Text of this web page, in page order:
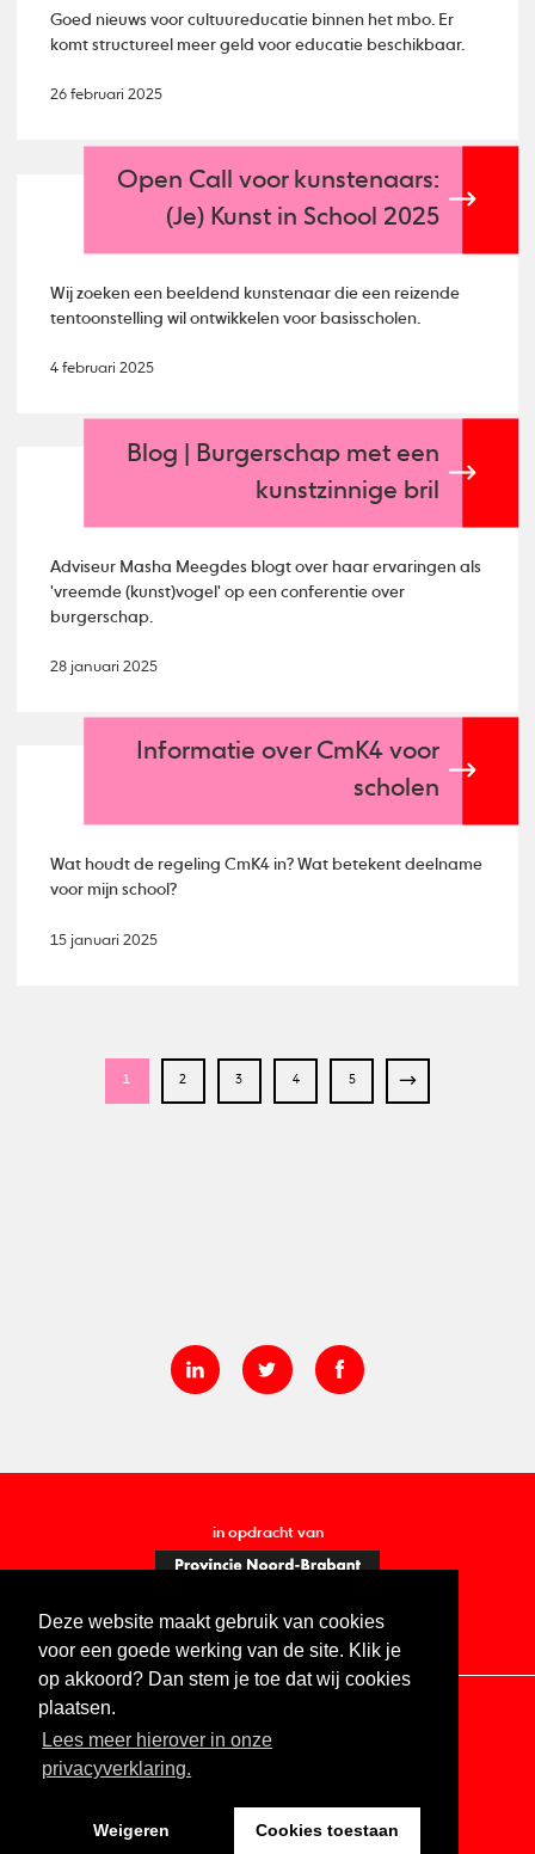
Deze website maakt gebruik van cookies
voor een goede werking van de site. Klik je
op akkoord? Dan stem je toe dat wij cookies
plaatsen.
Lees meer hierover in onze
privacyverklaring.
Weigeren Cookies toestaan
Goed nieuws voor cultuureducatie binnen het mbo. Er
komt structureel meer geld voor educatie beschikbaar.
26 februari 2025
Open Call voor kunstenaars:
(Je) Kunst in School 2025
Wij zoeken een beeldend kunstenaar die een reizende
tentoonstelling wil ontwikkelen voor basisscholen.
4 februari 2025
Blog | Burgerschap met een
kunstzinnige bril
Adviseur Masha Meegdes blogt over haar ervaringen als
'vreemde (kunst)vogel' op een conferentie over
burgerschap.
28 januari 2025
Informatie over CmK4 voor
scholen
Wat houdt de regeling CmK4 in? Wat betekent deelname
voor mijn school?
15 januari 2025
1 2 3 4 5
in opdracht van
Contact Vacatures ANBI
Digitale toegankelijkheid